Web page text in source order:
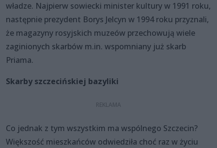
władze. Najpierw sowiecki minister kultury w 1991 roku,
następnie prezydent Borys Jelcyn w 1994 roku przyznali,
że magazyny rosyjskich muzeów przechowują wiele
zaginionych skarbów m.in. wspomniany już skarb
Priama.
Skarby szczecińskiej bazyliki
Co jednak z tym wszystkim ma wspólnego Szczecin?
Większość mieszkańców odwiedziła choć raz w życiu